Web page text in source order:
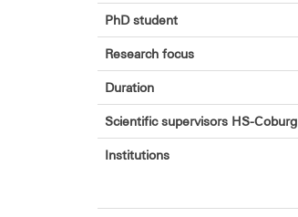
PhD student
Research focus
Duration
Scientific supervisors HS-Coburg
Institutions